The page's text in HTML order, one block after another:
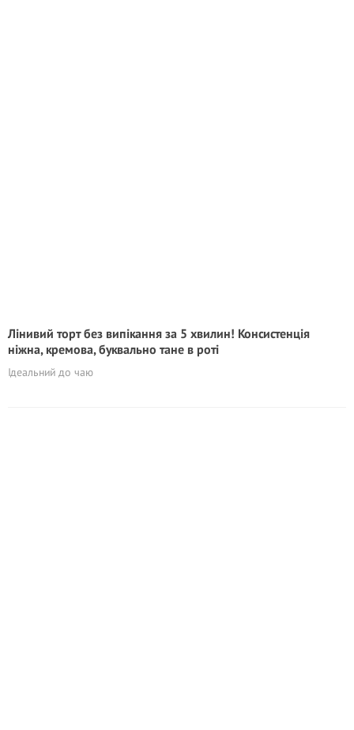
Лінивий торт без випікання за 5 хвилин! Консистенція
ніжна, кремова, буквально тане в роті
Ідеальний до чаю